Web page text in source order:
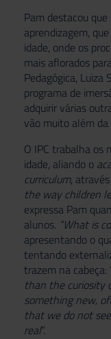
Pam destacou
aprendizagem,
idade, onde os
mais aflorados
Pedagógica, Luiza
programa de
adquirir várias
vão muito além da
O IPC trabalha os
idade, aliando o
curriculum,
the way children
expressa Pam
alunos. “What is
apresentando o
tentando
trazem na cabeça:
than the curiosity
something new,
that we do not
real”.